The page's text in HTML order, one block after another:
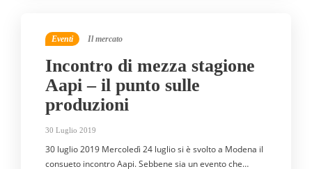
Eventi Il mercato
Incontro di mezza stagione
Aapi – il punto sulle
produzioni
30 Luglio 2019
30 luglio 2019 Mercoledì 24 luglio si è svolto a Modena il
consueto incontro Aapi. Sebbene sia un evento che…